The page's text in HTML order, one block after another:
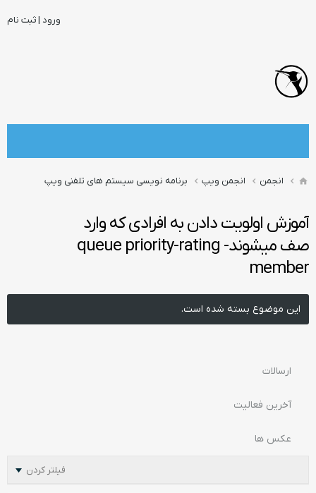
ورود | ثبت نام
انجمن انجمن ویپ برنامه نویسی سیستم های تلفنی ویپ
آموزش اولویت دادن به افرادی که وارد
صف میشوند- queue priority-rating
member
این موضوع بسته شده است.
ارسالات
آخرین فعالیت
عکس ها
فیلتر کردن